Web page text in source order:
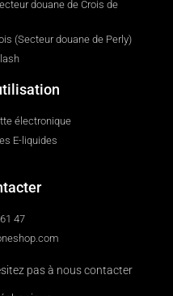
douane de Crois de
(Secteur douane de Perly)
électronique
E-liquides
47
pas à nous contacter